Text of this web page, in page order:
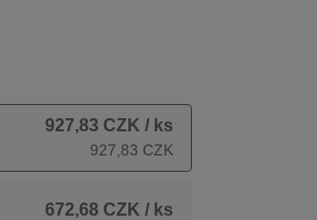
927,83 CZK / ks
927,83 CZK
672,68 CZK / ks